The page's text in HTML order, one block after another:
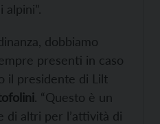
alpini”.
dobbiamo
presenti in caso
il presidente di Lilt
. “Questo è un
di altri per l’attività di